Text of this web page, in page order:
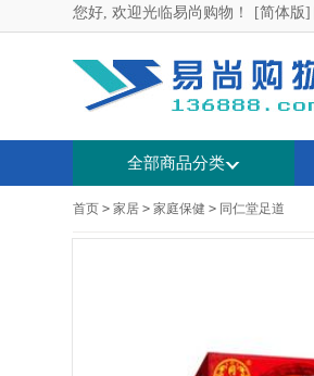
您好, 欢迎光临易尚购物！ [简体版]
全部商品分类
首页 > 家居 > 家庭保健 > 同仁堂足道